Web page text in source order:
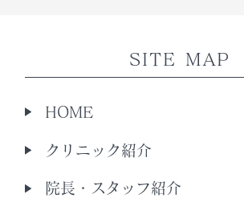
SITE MAP
HOME
クリニック紹介
院長・スタッフ紹介